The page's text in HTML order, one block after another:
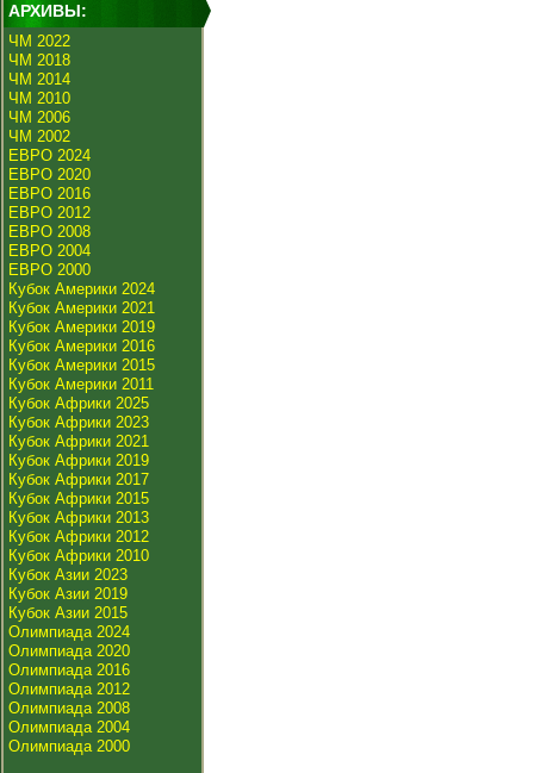
АРХИВЫ:
ЧМ 2022
ЧМ 2018
ЧМ 2014
ЧМ 2010
ЧМ 2006
ЧМ 2002
ЕВРО 2024
ЕВРО 2020
ЕВРО 2016
ЕВРО 2012
ЕВРО 2008
ЕВРО 2004
ЕВРО 2000
Кубок Америки 2024
Кубок Америки 2021
Кубок Америки 2019
Кубок Америки 2016
Кубок Америки 2015
Кубок Америки 2011
Кубок Африки 2025
Кубок Африки 2023
Кубок Африки 2021
Кубок Африки 2019
Кубок Африки 2017
Кубок Африки 2015
Кубок Африки 2013
Кубок Африки 2012
Кубок Африки 2010
Кубок Азии 2023
Кубок Азии 2019
Кубок Азии 2015
Олимпиада 2024
Олимпиада 2020
Олимпиада 2016
Олимпиада 2012
Олимпиада 2008
Олимпиада 2004
Олимпиада 2000